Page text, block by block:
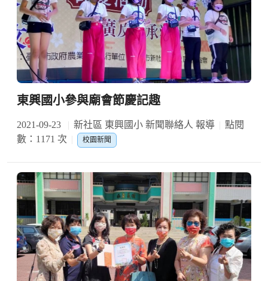
東興國小參與廟會節慶記趣
2021-09-23 新社區 東興國小 新聞聯絡人 報導
點閱
數：1171 次
校園新聞